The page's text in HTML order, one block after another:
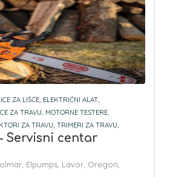
ZA LIŠĆE, ELEKTRIČNI ALAT,
ZA TRAVU, MOTORNE TESTERE,
ZA TRAVU, TRIMERI ZA TRAVU,
Servisni centar
Elpumps, Lavor, Oregon,